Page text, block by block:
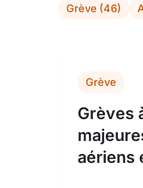
Grève (46)
Grève
Grèves
aériens